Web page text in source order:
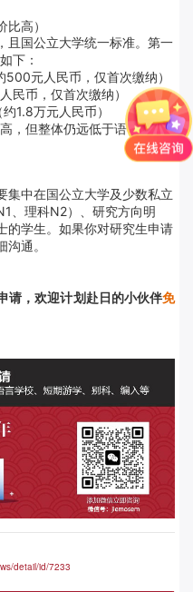
高）
且国公立大学统一标准。第一
下：
500元人民币，仅首次缴纳）
民币，仅首次缴纳）
1.8万元人民币）
，但整体仍远低于语言学
集中在国公立大学及少数私立
、理科N2）、研究方向明
的学生。如果你对研究生申请
通。
请，欢迎计划赴日的小伙伴免
detail/id/7233